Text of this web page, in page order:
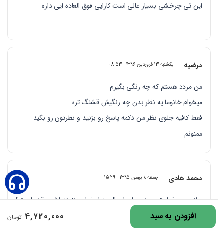
افزودن به سبد 4,720,000 تومان
این تی چرخشی بسیار عالی است کارایی فوق العاده ایی داره
مرضیه یکشنبه 13 فروردین 1396 - 08:53
من مردد هستم که چه رنگی بگیرم
میخوام خانوما یه نظر بدن چه رنگیش قشنگ تره
فقط کافیه جلوی نظر من دکمه پاسخ رو بزنید و نظرتون رو بگید
ممنونم
محمد هادی جمعه 8 بهمن 1395 - 15:29
سلام می خواستم ببینم برای ارسال به اصفهان هزینه اش چقدر است؟
و بهترین روش ارسال چیست؟